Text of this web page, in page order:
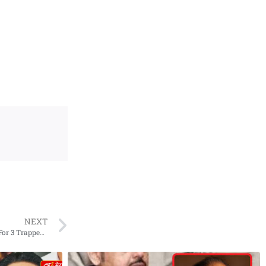
NEXT
J&K: Soldier Killed As Encounter Breaks Out In Udhampur, Hunt On For 3 Trapped Terrorists